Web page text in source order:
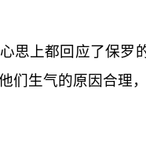
思上都回应了保罗
们生气的原因合理